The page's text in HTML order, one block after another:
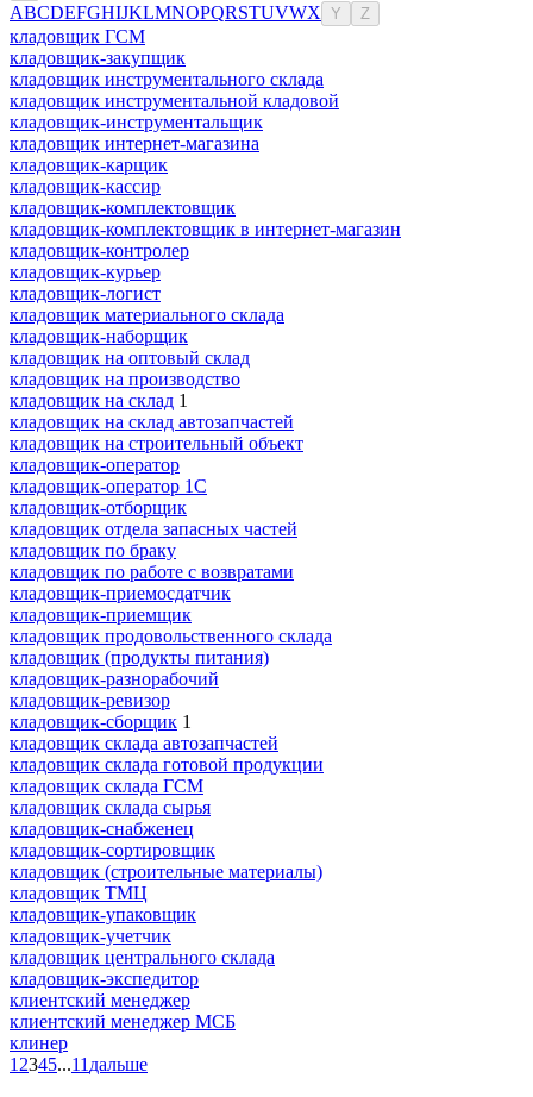
ABCDEFGHIJKLMNOPQRSTUVWX Y Z
кладовщик ГСМ
кладовщик-закупщик
кладовщик инструментального склада
кладовщик инструментальной кладовой
кладовщик-инструментальщик
кладовщик интернет-магазина
кладовщик-карщик
кладовщик-кассир
кладовщик-комплектовщик
кладовщик-комплектовщик в интернет-магазин
кладовщик-контролер
кладовщик-курьер
кладовщик-логист
кладовщик материального склада
кладовщик-наборщик
кладовщик на оптовый склад
кладовщик на производство
кладовщик на склад 1
кладовщик на склад автозапчастей
кладовщик на строительный объект
кладовщик-оператор
кладовщик-оператор 1С
кладовщик-отборщик
кладовщик отдела запасных частей
кладовщик по браку
кладовщик по работе с возвратами
кладовщик-приемосдатчик
кладовщик-приемщик
кладовщик продовольственного склада
кладовщик (продукты питания)
кладовщик-разнорабочий
кладовщик-ревизор
кладовщик-сборщик 1
кладовщик склада автозапчастей
кладовщик склада готовой продукции
кладовщик склада ГСМ
кладовщик склада сырья
кладовщик-снабженец
кладовщик-сортировщик
кладовщик (строительные материалы)
кладовщик ТМЦ
кладовщик-упаковщик
кладовщик-учетчик
кладовщик центрального склада
кладовщик-экспедитор
клиентский менеджер
клиентский менеджер МСБ
клинер
1 2345...11 дальше